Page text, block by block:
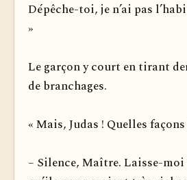
Dépêche-toi, je n’ai pas
»
Le garçon y court en tirant
de bran­chages.
« Mais, Judas ! Quelles façons
– Silence, Maître. Laisse-